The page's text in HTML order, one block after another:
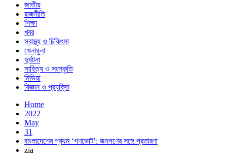
জাতীয়
রাজনীতি
শিক্ষা
খবর
স্বাস্থ্য ও চিকিৎসা
খেলাধুলা
দুর্ঘটনা
সাহিত্য ও সংস্কৃতি
মিডিয়া
বিজ্ঞান ও প্রযুক্তি
Home
2022
May
31
বাংলাদেশের প্রথম ‘গণভোট’: জনগণের সঙ্গে প্রতারণা
zia